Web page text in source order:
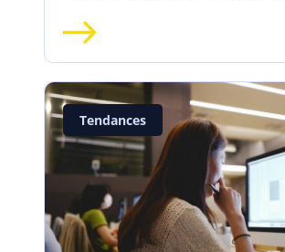
tendances du travail hybride.
Tendances